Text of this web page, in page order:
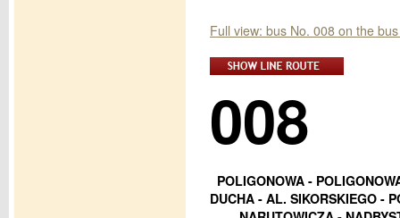
Full view: bus No. 008 on the
008
POLIGONOWA -
DUCHA - AL. SIKORSKIEGO -